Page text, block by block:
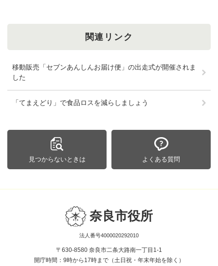
関連リンク
移動販売「セブンあんしんお届け便」の出走式が開催されま
した
「てまえどり」で食品ロスを減らしましょう
見つからないときは よくある質問
奈良市役所
法人番号4000020292010
〒630-8580 奈良市二条大路南一丁目1-1
開庁時間：9時から17時まで（土日祝・年末年始を除く）